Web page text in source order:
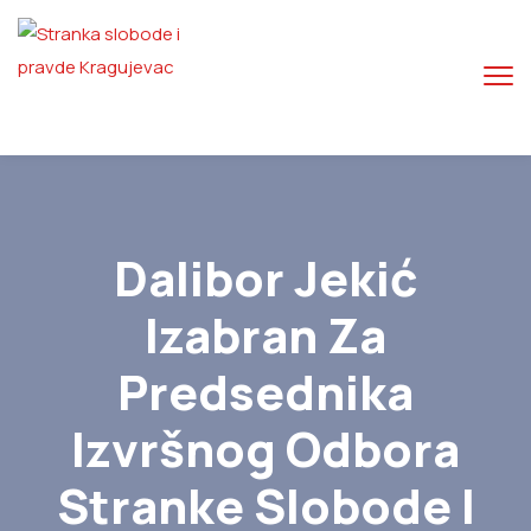
Dalibor Jekić
Izabran Za
Predsednika
Izvršnog Odbora
Stranke Slobode I